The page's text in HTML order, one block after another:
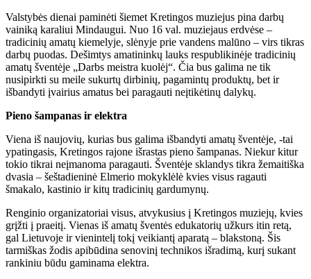
Valstybės dienai paminėti šiemet Kretingos muziejus pina darbų
vainiką karaliui Mindaugui. Nuo 16 val. muziejaus erdvėse –
tradicinių amatų kiemelyje, slėnyje prie vandens malūno – virs tikras
darbų puodas. Dešimtys amatininkų lauks respublikinėje tradicinių
amatų šventėje „Darbs meistra kuolėj“. Čia bus galima ne tik
nusipirkti su meile sukurtų dirbinių, pagamintų produktų, bet ir
išbandyti įvairius amatus bei paragauti neįtikėtinų dalykų.
Pieno šampanas ir elektra
Viena iš naujovių, kurias bus galima išbandyti amatų šventėje, -tai
ypatingasis, Kretingos rajone išrastas pieno šampanas. Niekur kitur
tokio tikrai neįmanoma paragauti. Šventėje sklandys tikra žemaitiška
dvasia – šeštadieninė Elmerio mokyklėlė kvies visus ragauti
šmakalo, kastinio ir kitų tradicinių gardumynų.
Renginio organizatoriai visus, atvykusius į Kretingos muziejų, kvies
grįžti į praeitį. Vienas iš amatų šventės edukatorių užkurs itin retą,
gal Lietuvoje ir vienintelį tokį veikiantį aparatą – blakstoną. Šis
tarmiškas žodis apibūdina senovinį technikos išradimą, kurį sukant
rankiniu būdu gaminama elektra.